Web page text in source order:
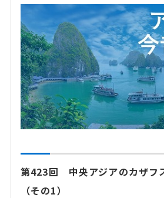
第423回 中央アジアのカザフ
（その1）